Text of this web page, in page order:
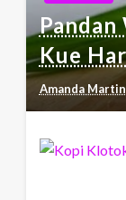
Pandan
Kue
Amanda